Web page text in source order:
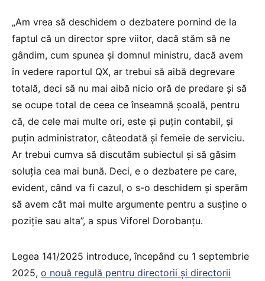
„Am vrea să deschidem o dezbatere pornind de la
faptul că un director spre viitor, dacă stăm să ne
gândim, cum spunea și domnul ministru, dacă avem
în vedere raportul QX, ar trebui să aibă degrevare
totală, deci să nu mai aibă nicio oră de predare și să
se ocupe total de ceea ce înseamnă școală, pentru
că, de cele mai multe ori, este și puțin contabil, și
puțin administrator, câteodată și femeie de serviciu.
Ar trebui cumva să discutăm subiectul și să găsim
soluția cea mai bună. Deci, e o dezbatere pe care,
evident, când va fi cazul, o s-o deschidem și sperăm
să avem cât mai multe argumente pentru a susține o
poziție sau alta”, a spus Viforel Dorobanțu.
Legea 141/2025 introduce, începând cu 1 septembrie
2025, o nouă regulă pentru directorii și directorii